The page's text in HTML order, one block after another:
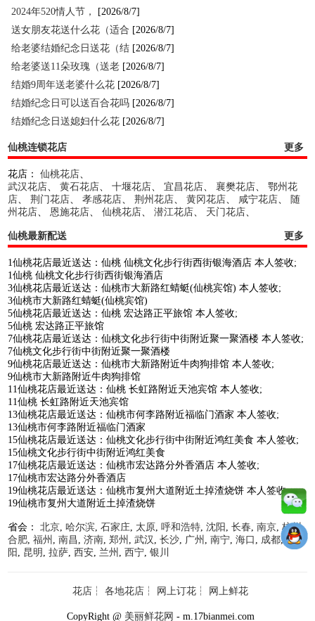
2024年520情人节，
[2026/8/7]
送女朋友花送什么花（适合 [2026/8/7]
给老婆结婚纪念日送花（结 [2026/8/7]
给老婆送11朵玫瑰（送老 [2026/8/7]
结婚9周年送老婆什么花 [2026/8/7]
结婚纪念日可以送百合花吗 [2026/8/7]
结婚纪念日送媳妇什么花 [2026/8/7]
仙桃连锁花店 更多
花店：仙桃花店、
武汉花店、黄石花店、十堰花店、宜昌花店、襄樊花店、鄂州花
店、荆门花店、孝感花店、荆州花店、黄冈花店、 咸宁花店、
随
州花店、恩施花店、仙桃花店、潜江花店、 天门花店、
仙桃最新配送 更多
1仙桃花店最近送达：仙桃 仙桃文化步行街西街银海酒店 本人签收;
1仙桃 仙桃文化步行街西街银海酒店
3仙桃花店最近送达：仙桃市大新路红蜻蜓(仙桃宾馆) 本人签收;
3仙桃市大新路红蜻蜓(仙桃宾馆)
5仙桃花店最近送达：仙桃 宏达路正平旅馆 本人签收;
5仙桃 宏达路正平旅馆
7仙桃花店最近送达：仙桃文化步行街中街附近聚一聚酒楼 本人签收;
7仙桃文化步行街中街附近聚一聚酒楼
9仙桃花店最近送达：仙桃市大新路附近牛肉狗排馆 本人签收;
9仙桃市大新路附近牛肉狗排馆
11仙桃花店最近送达：仙桃 长虹路附近天池宾馆 本人签收;
11仙桃 长虹路附近天池宾馆
13仙桃花店最近送达：仙桃市何李路附近福临门酒家 本人签收;
13仙桃市何李路附近福临门酒家
15仙桃花店最近送达：仙桃文化步行街中街附近鸿红美食 本人签收;
15仙桃文化步行街中街附近鸿红美食
17仙桃花店最近送达：仙桃市宏达路分外香酒店 本人签收;
17仙桃市宏达路分外香酒店
19仙桃花店最近送达：仙桃市复州大道附近土掉渣烧饼 本人签收;
19仙桃市复州大道附近土掉渣烧饼
省会：北京, 哈尔滨,石家庄, 太原,呼和浩特,沈阳 ,长春,南京,杭州,
合肥,福州 ,南昌 ,济南,郑州 ,武汉 ,长沙, 广州 ,南宁,海口 , 成都,贵
阳 , 昆明 ,拉萨,西安, 兰州 ,西宁,银川
花店 ┆ 各地花店 ┆ 网上订花 ┆ 网上鲜花
CopyRight @ 美丽鲜花网 - m.17bianmei.com